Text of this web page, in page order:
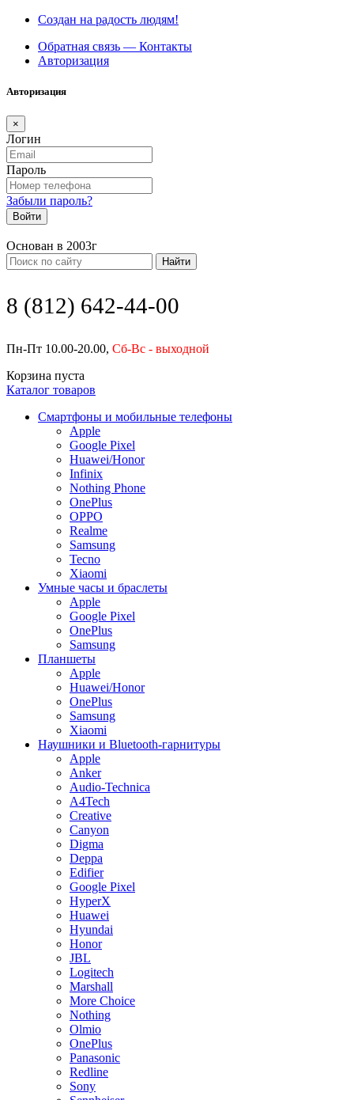
Создан на радость людям!
Обратная связь — Контакты
Авторизация
Авторизация
×
Логин
Пароль
Забыли пароль?
Войти
Основан в 2003г
Найти
8 (812) 642-44-00
Пн-Пт 10.00-20.00, Сб-Вс - выходной
Корзина пуста
Каталог товаров
Смартфоны и мобильные телефоны
Apple
Google Pixel
Huawei/Honor
Infinix
Nothing Phone
OnePlus
OPPO
Realme
Samsung
Tecno
Xiaomi
Умные часы и браслеты
Apple
Google Pixel
OnePlus
Samsung
Планшеты
Apple
Huawei/Honor
OnePlus
Samsung
Xiaomi
Наушники и Bluetooth-гарнитуры
Apple
Anker
Audio-Technica
A4Tech
Creative
Canyon
Digma
Deppa
Edifier
Google Pixel
HyperX
Huawei
Hyundai
Honor
JBL
Logitech
Marshall
More Choice
Nothing
Olmio
OnePlus
Panasonic
Redline
Sony